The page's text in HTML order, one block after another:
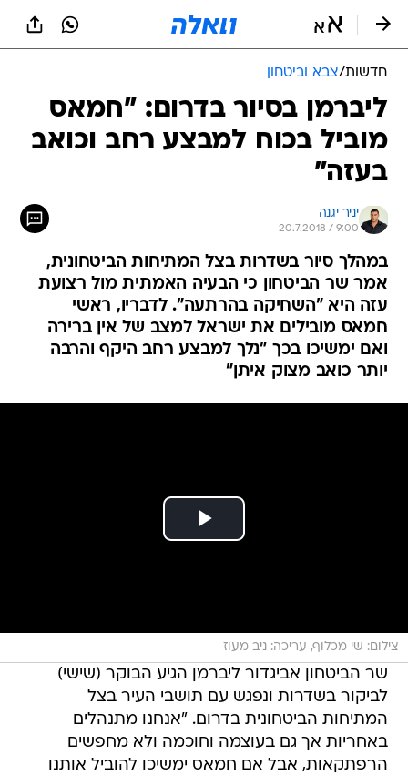
חדשות/צבא וביטחון
ליברמן בסיור בדרום: "חמאס
מוביל בכוח למבצע רחב וכואב
בעזה"
יניר יגנה
20.7.2018 / 9:00
במהלך סיור בשדרות בצל המתיחות הביטחונית,
אמר שר הביטחון כי הבעיה האמתית מול רצועת
עזה היא "השחיקה בהרתעה". לדבריו, ראשי
חמאס מובילים את ישראל למצב של אין ברירה
ואם ימשיכו בכך "נלך למבצע רחב היקף והרבה
יותר כואב מצוק איתן"
צילום: שי מכלוף, עריכה: ניב מעוז
שר הביטחון אביגדור ליברמן הגיע הבוקר (שישי)
לביקור בשדרות ונפגש עם תושבי העיר בצל
המתיחות הביטחונית בדרום. "אנחנו מתנהלים
באחריות אך גם בעוצמה וחוכמה ולא מחפשים
הרפתקאות, אבל אם חמאס ימשיכו להוביל אותנו